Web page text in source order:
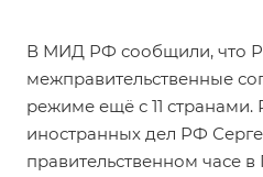
В МИД РФ сообщили, что
межправительственные
режиме ещё с 11 странами.
иностранных дел РФ
правительственном часе в